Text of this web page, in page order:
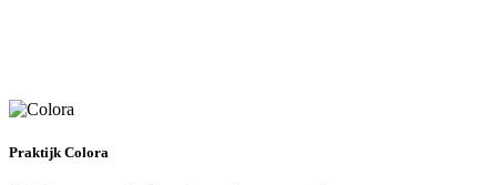
Praktijk Colora